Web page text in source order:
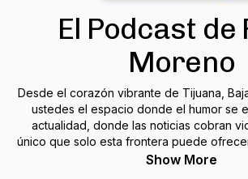
El Podcast de
Moreno
Desde el corazón vibrante de Tijuana,
ustedes el espacio donde el humor se
actualidad, donde las noticias cobran
único que solo esta frontera puede
Podcast de Fabo Moreno! Aquí, las
Show More